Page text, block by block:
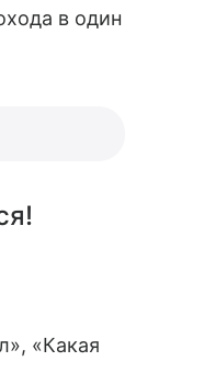
в один
«Какая